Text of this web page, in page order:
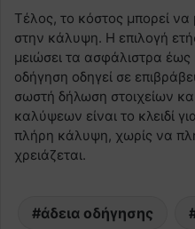
Τέλος, το κόστος μπορεί να
στην κάλυψη. Η επιλογή
μειώσει τα ασφάλιστρα
οδήγηση οδηγεί σε
σωστή δήλωση στοιχείων
καλύψεων είναι το κλειδί
πλήρη κάλυψη, χωρίς να
χρειάζεται.
άδεια οδήγησης